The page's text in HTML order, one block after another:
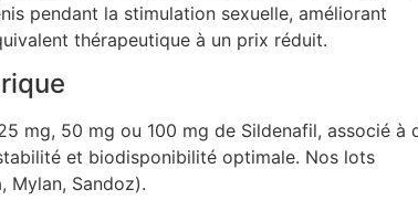
pendant la stimulation sexuelle, améliorant
thérapeutique à un prix réduit.
mg, 50 mg ou 100 mg de Sildenafil, associé à
et biodisponibilité optimale. Nos lots
Mylan, Sandoz).